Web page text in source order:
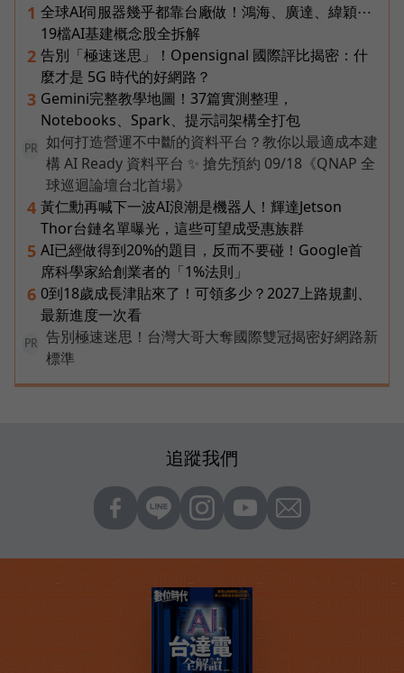
1 全球AI伺服器幾乎都靠台廠做！鴻海、廣達、緯穎⋯
19檔AI基建概念股全拆解
2 告別「極速迷思」！Opensignal 國際評比揭密：什
麼才是 5G 時代的好網路？
3 Gemini完整教學地圖！37篇實測整理，
Notebooks、Spark、提示詞架構全打包
PR
如何打造營運不中斷的資料平台？教你以最適成本建
構 AI Ready 資料平台 ✨ 搶先預約 09/18《QNAP 全
球巡迴論壇台北首場》
4 黃仁勳再喊下一波AI浪潮是機器人！輝達Jetson
Thor台鏈名單曝光，這些可望成受惠族群
5 AI已經做得到20%的題目，反而不要碰！Google首
席科學家給創業者的「1%法則」
6 0到18歲成長津貼來了！可領多少？2027上路規劃、
最新進度一次看
PR
告別極速迷思！台灣大哥大奪國際雙冠揭密好網路新
標準
追蹤我們